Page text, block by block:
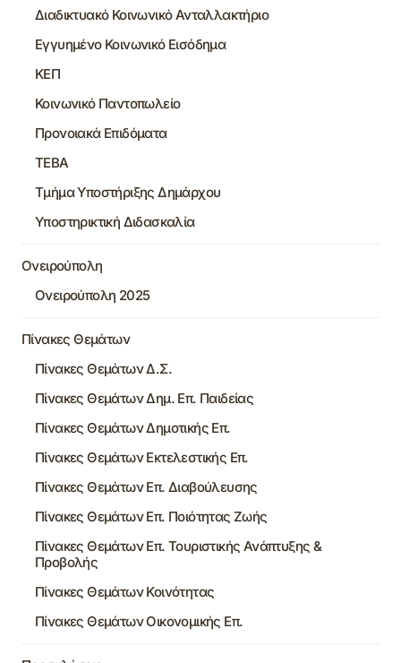
Διαδικτυακό Κοινωνικό Ανταλλακτήριο
Εγγυημένο Κοινωνικό Εισόδημα
ΚΕΠ
Κοινωνικό Παντοπωλείο
Προνοιακά Επιδόματα
ΤΕΒΑ
Τμήμα Υποστήριξης Δημάρχου
Υποστηρικτική Διδασκαλία
Ονειρούπολη
Ονειρούπολη 2025
Πίνακες Θεμάτων
Πίνακες Θεμάτων Δ.Σ.
Πίνακες Θεμάτων Δημ. Επ. Παιδείας
Πίνακες Θεμάτων Δημοτικής Επ.
Πίνακες Θεμάτων Εκτελεστικής Επ.
Πίνακες Θεμάτων Επ. Διαβούλευσης
Πίνακες Θεμάτων Επ. Ποιότητας Ζωής
Πίνακες Θεμάτων Επ. Τουριστικής Ανάπτυξης &
Προβολής
Πίνακες Θεμάτων Κοινότητας
Πίνακες Θεμάτων Οικονομικής Επ.